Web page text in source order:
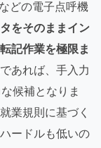
どの電子点呼機
タをそのままイン
記作業を極限ま
あれば、手入力
候補となりま
業規則に基づく
ードルも低いの